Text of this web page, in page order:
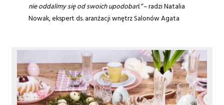
nie oddalimy się od swoich upodobań.”– radzi Natalia
Nowak, ekspert ds. aranżacji wnętrz Salonów Agata